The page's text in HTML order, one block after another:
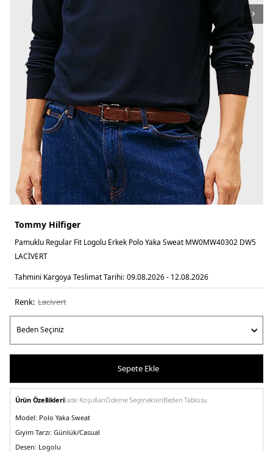
Tommy Hilfiger
Pamuklu Regular Fit Logolu Erkek Polo Yaka Sweat MW0MW40302 DW5
LACİVERT
Tahmini Kargoya Teslimat Tarihi: 09.08.2026 - 12.08.2026
Renk: laci̇vert
Sepete Ekle
Ürün Özellikleriİade KoşullarıÖdeme SeçenekleriBeden Tablosu
Model: Polo Yaka Sweat
Giyim Tarzı: Günlük/Casual
Desen: Logolu